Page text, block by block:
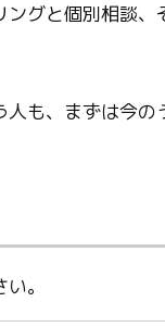
グと個別相談
も、まずは今
。